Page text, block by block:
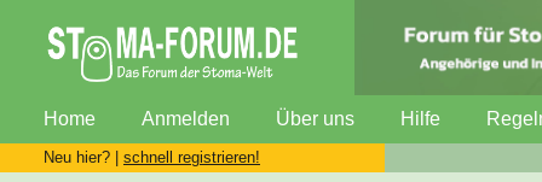
Home Anmelden Über uns Hilfe
Neu hier? | schnell registrieren!